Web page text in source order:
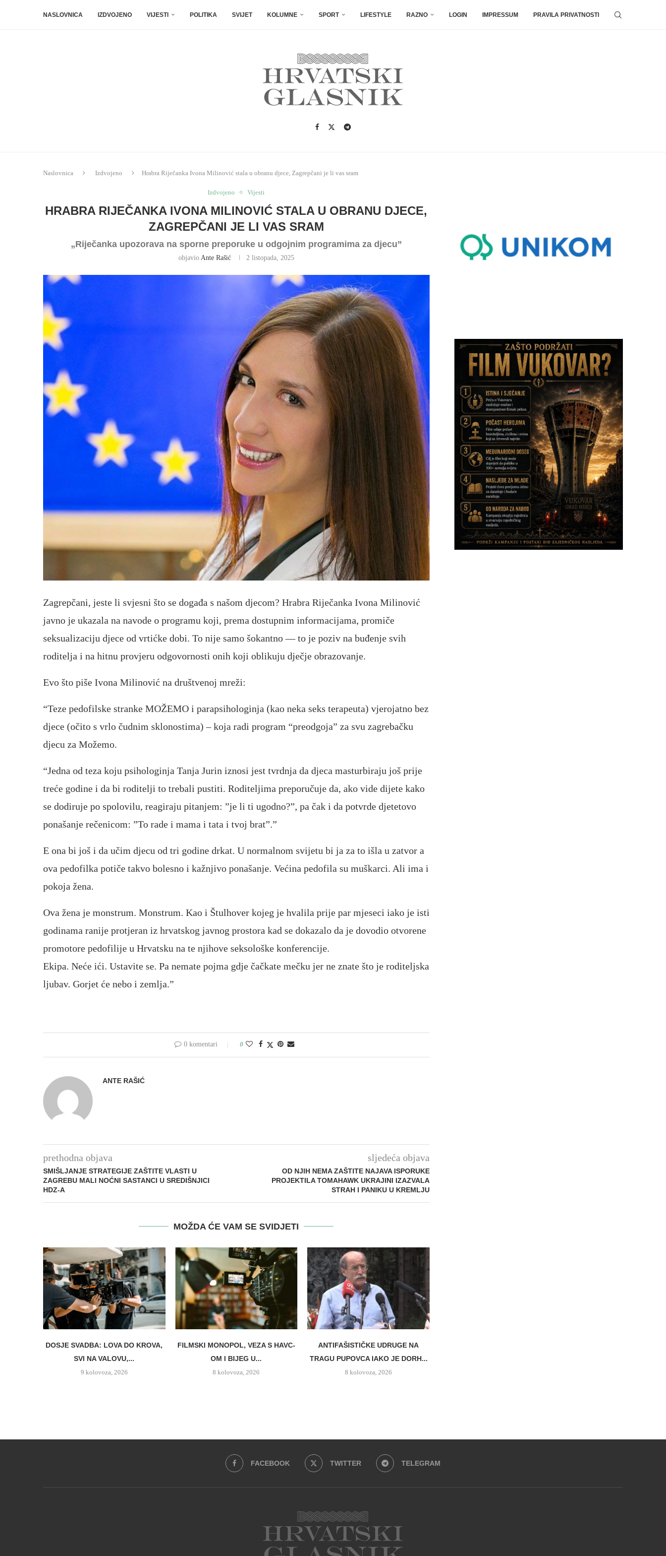
NASLOVNICA IZDVOJENO VIJESTI POLITIKA SVIJET KOLUMNE SPORT LIFESTYLE RAZNO LOGIN IMPRESSUM PRAVILA PRIVATNOSTI
Naslovnica Izdvojeno Hrabra Riječanka Ivona Milinović stala u obranu djece, Zagrepčani je li vas sram
Izdvojeno Vijesti
HRABRA RIJEČANKA IVONA MILINOVIĆ STALA U OBRANU DJECE,
ZAGREPČANI JE LI VAS SRAM
„Riječanka upozorava na sporne preporuke u odgojnim programima za djecu”
objavio Ante Rašić 2 listopada, 2025
Zagrepčani, jeste li svjesni što se događa s našom djecom? Hrabra Riječanka Ivona Milinović
javno je ukazala na navode o programu koji, prema dostupnim informacijama, promiče
seksualizaciju djece od vrtićke dobi. To nije samo šokantno — to je poziv na buđenje svih
roditelja i na hitnu provjeru odgovornosti onih koji oblikuju dječje obrazovanje.
Evo što piše Ivona Milinović na društvenoj mreži:
“Teze pedofilske stranke MOŽEMO i parapsihologinja (kao neka seks terapeuta) vjerojatno bez
djece (očito s vrlo čudnim sklonostima) – koja radi program “preodgoja” za svu zagrebačku
djecu za Možemo.
“Jedna od teza koju psihologinja Tanja Jurin iznosi jest tvrdnja da djeca masturbiraju još prije
treće godine i da bi roditelji to trebali pustiti. Roditeljima preporučuje da, ako vide dijete kako
se dodiruje po spolovilu, reagiraju pitanjem: ”je li ti ugodno?”, pa čak i da potvrde djetetovo
ponašanje rečenicom: ”To rade i mama i tata i tvoj brat”.”
E ona bi još i da učim djecu od tri godine drkat. U normalnom svijetu bi ja za to išla u zatvor a
ova pedofilka potiče takvo bolesno i kažnjivo ponašanje. Većina pedofila su muškarci. Ali ima i
pokoja žena.
Ova žena je monstrum. Monstrum. Kao i Štulhover kojeg je hvalila prije par mjeseci iako je isti
godinama ranije protjeran iz hrvatskog javnog prostora kad se dokazalo da je dovodio otvorene
promotore pedofilije u Hrvatsku na te njihove seksološke konferencije.
Ekipa. Neće ići. Ustavite se. Pa nemate pojma gdje čačkate mečku jer ne znate što je roditeljska
ljubav. Gorjet će nebo i zemlja.”
0 komentari 0
ANTE RAŠIĆ
prethodna objava
SMIŠLJANJE STRATEGIJE ZAŠTITE VLASTI U
ZAGREBU MALI NOĆNI SASTANCI U SREDIŠNJICI
HDZ-A
sljedeća objava
OD NJIH NEMA ZAŠTITE NAJAVA ISPORUKE
PROJEKTILA TOMAHAWK UKRAJINI IZAZVALA
STRAH I PANIKU U KREMLJU
MOŽDA ĆE VAM SE SVIDJETI
DOSJE SVADBA: LOVA DO KROVA,
SVI NA VALOVU,...
9 kolovoza, 2026
FILMSKI MONOPOL, VEZA S HAVC-
OM I BIJEG U...
8 kolovoza, 2026
ANTIFAŠISTIČKE UDRUGE NA
TRAGU PUPOVCA IAKO JE DORH...
8 kolovoza, 2026
FACEBOOK TWITTER TELEGRAM